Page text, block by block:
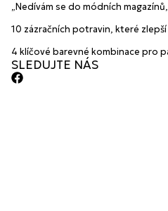
HANAJANA Swimwear
„Nedívám se do módních
10 zázračních potravin, které zlepší
4 klíčové barevné kombinace pro
SLEDUJTE NÁS